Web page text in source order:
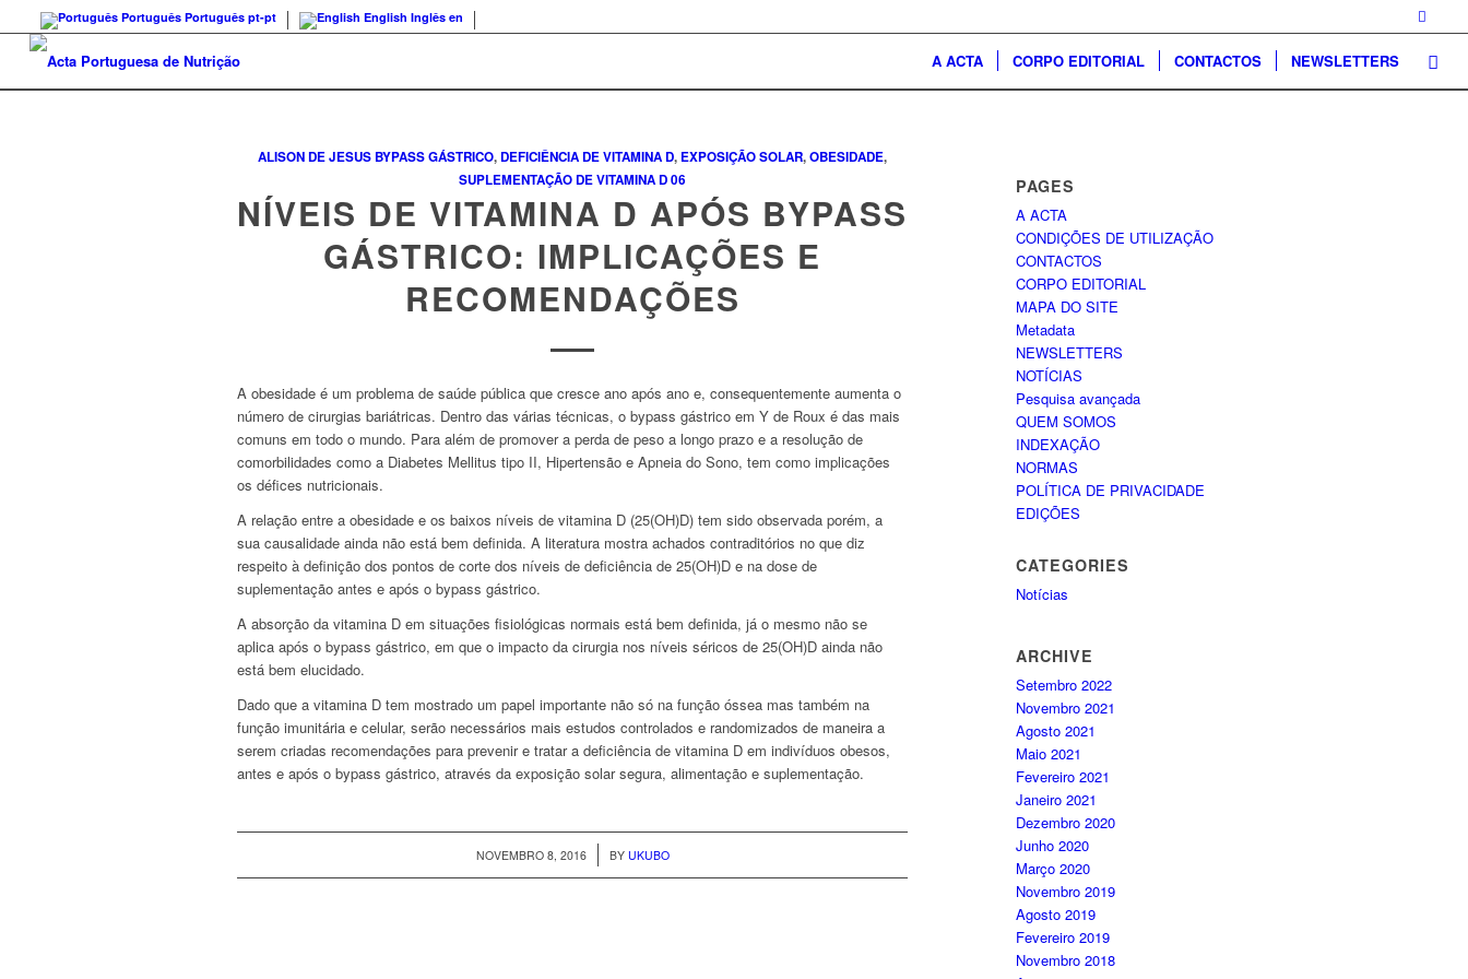
Português Português pt-pt English Inglês en
A ACTA CORPO EDITORIAL CONTACTOS NEWSLETTERS
ALISON DE JESUS BYPASS GÁSTRICO,DEFICIÊNCIA DE VITAMINA D, EXPOSIÇÃO SOLAR,OBESIDADE,
SUPLEMENTAÇÃO DE VITAMINA D06
NÍVEIS DE VITAMINA D APÓS BYPASS
GÁSTRICO: IMPLICAÇÕES E
RECOMENDAÇÕES
A obesidade é um problema de saúde pública que cresce ano após ano e, consequentemente aumenta o
número de cirurgias bariátricas. Dentro das várias técnicas, o bypass gástrico em Y de Roux é das mais
comuns em todo o mundo. Para além de promover a perda de peso a longo prazo e a resolução de
comorbilidades como a Diabetes Mellitus tipo II, Hipertensão e Apneia do Sono, tem como implicações
os défices nutricionais.
A relação entre a obesidade e os baixos níveis de vitamina D (25(OH)D) tem sido observada porém, a
sua causalidade ainda não está bem definida. A literatura mostra achados contraditórios no que diz
respeito à definição dos pontos de corte dos níveis de deficiência de 25(OH)D e na dose de
suplementação antes e após o bypass gástrico.
A absorção da vitamina D em situações fisiológicas normais está bem definida, já o mesmo não se
aplica após o bypass gástrico, em que o impacto da cirurgia nos níveis séricos de 25(OH)D ainda não
está bem elucidado.
Dado que a vitamina D tem mostrado um papel importante não só na função óssea mas também na
função imunitária e celular, serão necessários mais estudos controlados e randomizados de maneira a
serem criadas recomendações para prevenir e tratar a deficiência de vitamina D em indivíduos obesos,
antes e após o bypass gástrico, através da exposição solar segura, alimentação e suplementação.
NOVEMBRO 8, 2016
/ BY UKUBO
PAGES
A ACTA
CONDIÇÕES DE UTILIZAÇÃO
CONTACTOS
CORPO EDITORIAL
MAPA DO SITE
Metadata
NEWSLETTERS
NOTÍCIAS
Pesquisa avançada
QUEM SOMOS
INDEXAÇÃO
NORMAS
POLÍTICA DE PRIVACIDADE
EDIÇÕES
CATEGORIES
Notícias
ARCHIVE
Setembro 2022
Novembro 2021
Agosto 2021
Maio 2021
Fevereiro 2021
Janeiro 2021
Dezembro 2020
Junho 2020
Março 2020
Novembro 2019
Agosto 2019
Fevereiro 2019
Novembro 2018